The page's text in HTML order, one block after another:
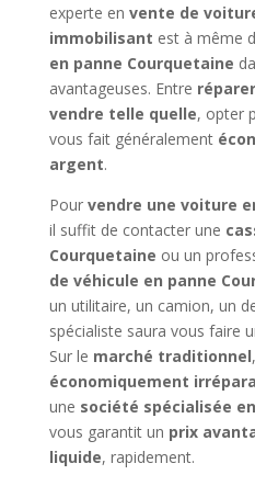
experte en vente de
immobilisant est à même
en panne Courquetaine
avantageuses. Entre réparer
vendre telle quelle, opter
vous fait généralement
argent.
Pour vendre une voiture
il suffit de contacter une
Courquetaine ou un
de véhicule en panne
un utilitaire, un camion, un
spécialiste saura vous faire
Sur le marché traditionnel
économiquement
une société spécialisée
vous garantit un prix
liquide, rapidement.